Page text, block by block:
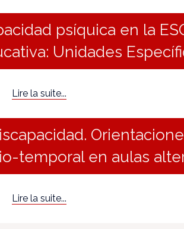
psíquica en la
Unidades
Lire la suite...
temporal en aulas
Lire la suite...